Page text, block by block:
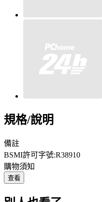
規格/說明
備註
BSMI許可字號:R38910
購物須知
查看